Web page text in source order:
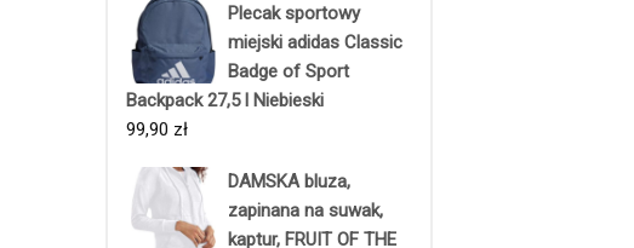
Plecak sportowy
miejski adidas Classic
Badge of Sport
Backpack 27,5 l Niebieski
99,90 zł
DAMSKA bluza,
zapinana na suwak,
kaptur, FRUIT OF THE